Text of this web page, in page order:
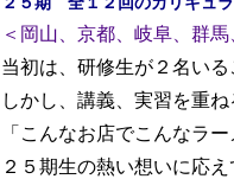
＜岡山、京都、岐阜、群
当初は、研修生が２名い
しかし、講義、実習を重
「こんなお店でこんなラ
２５期生の熱い想いに応